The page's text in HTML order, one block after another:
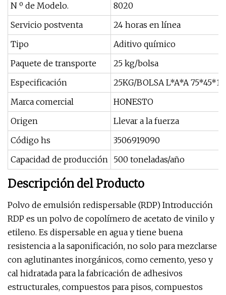
N º de Modelo.
8020
Servicio postventa
24 horas en línea
Tipo
Aditivo químico
Paquete de transporte
25 kg/bolsa
Especificación
25KG/BOLSA L*A*A
Marca comercial
HONESTO
Origen
Llevar a la fuerza
Código hs
3506919090
Capacidad de producción 500 toneladas/año
Descripción del Producto
Polvo de emulsión redispersable (RDP) Introducción
RDP es un polvo de copolímero de acetato de vinilo y
etileno. Es dispersable en agua y tiene buena
resistencia a la saponificación, no solo para mezclarse
con aglutinantes inorgánicos, como cemento, yeso y
cal hidratada para la fabricación de adhesivos
estructurales, compuestos para pisos, compuestos